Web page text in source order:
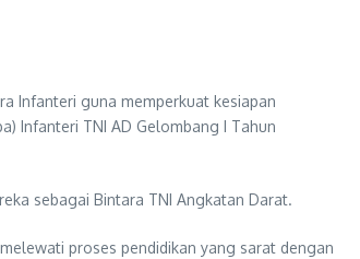
Infanteri guna memperkuat kesiapan
Infanteri TNI AD Gelombang I Tahun
sebagai Bintara TNI Angkatan Darat.
proses pendidikan yang sarat dengan